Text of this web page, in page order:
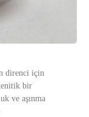
direnci için
bir
ve aşınma